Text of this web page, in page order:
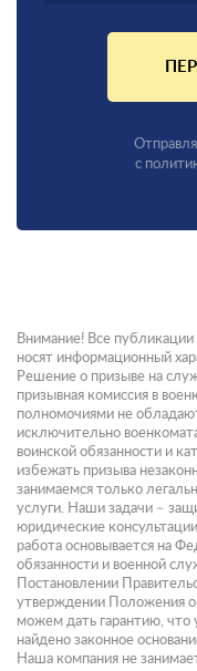
с
Внимание! Все
носят информационный
Решение о призыве на
призывная комиссия в
полномочиями не
исключительно
воинской обязанности и
избежать призыва
занимаемся только
услуги. Наши задачи –
юридические
работа основывается на
обязанности и военной
Постановлении
утверждении Положения о
можем дать гарантию, что
найдено законное
Наша компания не